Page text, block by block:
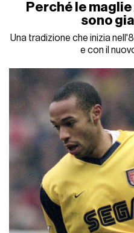
Perché le
sono
Una tradizione che inizia
e con il